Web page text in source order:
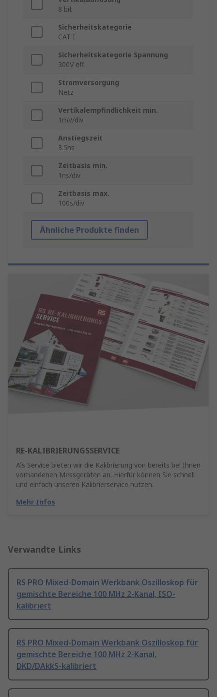
8 bit
Sicherheitskategorie
CAT I
Sicherheitskategorie Spannung
300V eff.
Stromversorgung
Netz
Vertikalempfindlichkeit min.
1mV/div
Anstiegszeit
3.5ns
Zeitbasis min.
1ns/div
Zeitbasis max.
100s/div
Ähnliche Produkte finden
RE-KALIBRIERUNGSSERVICE
Als Service bieten wir die Kalibrierung von bereits bei Ihnen
vorhandenen Messgeräten an. Hierfür können Sie schnell
und einfach unseren Kalibrierservice nutzen.
Mehr Infos
Verwandte Links
RS PRO Mixed-Domain Werkbank Oszilloskop für
gemischte Bereiche 100 MHz 2-Kanal, ISO-
kalibriert
RS PRO Mixed-Domain Werkbank Oszilloskop für
gemischte Bereiche 100 MHz 2-Kanal,
DKD/DAkkS-kalibriert